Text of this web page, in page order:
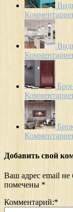
Добавить свой
Ваш адрес email не
помечены *
Комментарий:*